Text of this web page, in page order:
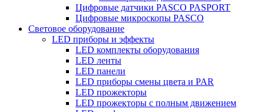
Цифровые датчики PASCO PASPORT
Цифровые микроскопы PASCO
Световое оборудование
LED приборы и эффекты
LED комплекты оборудования
LED ленты
LED панели
LED приборы смены цвета и PAR
LED прожекторы
LED прожекторы с полным движением